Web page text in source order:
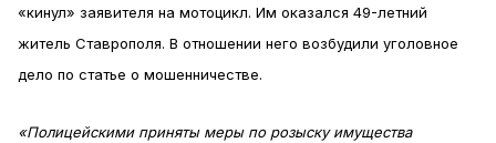
«кинул» заявителя на мотоцикл. Им оказался 49-летний
житель Ставрополя. В отношении него возбудили уголовное
дело по статье о мошенничестве.
«Полицейскими приняты меры по розыску имущества